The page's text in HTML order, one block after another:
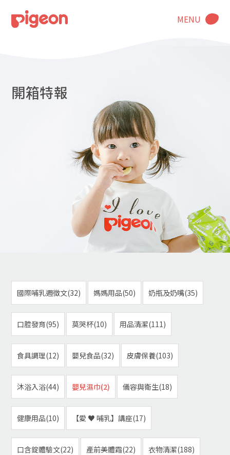
MENU
開箱特報
國際哺乳週徵文(32) 媽媽用品(50) 奶瓶及奶嘴(35)
口腔發育(95) 莫哭杯(10) 用品清潔(111)
食具調理(12) 嬰兒食品(32) 皮膚保養(103)
沐浴入浴(44) 嬰兒濕巾(2) 儀容與衛生(18)
健康用品(10) 【愛 ♥ 哺乳】講座(17)
口含錠體驗文(22) 產前美體霜(22) 衣物清潔(188)